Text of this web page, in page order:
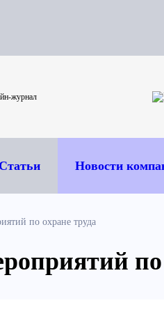
журнал
Статьи Новости
по охране труда
по